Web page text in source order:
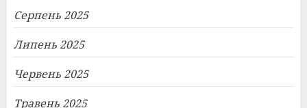
Серпень 2025
Липень 2025
Червень 2025
Травень 2025